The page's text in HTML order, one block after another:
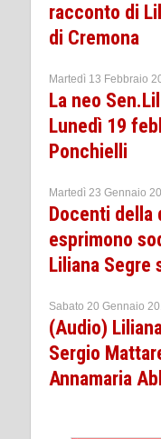
racconto di
di Cremona
Martedì 13 Febbraio
La neo
Lunedì 19
Ponchielli
Martedì 23 Gennaio
Docenti
esprimono
Liliana Segre
Sabato 20 Gennaio
(Audio)
Sergio
Annamaria